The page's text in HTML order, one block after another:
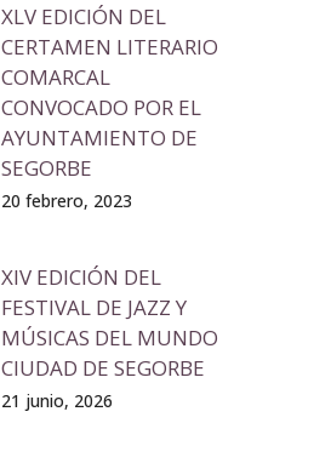
XLV EDICIÓN DEL
CERTAMEN LITERARIO
COMARCAL
CONVOCADO POR EL
AYUNTAMIENTO DE
SEGORBE
20 febrero, 2023
XIV EDICIÓN DEL
FESTIVAL DE JAZZ Y
MÚSICAS DEL MUNDO
CIUDAD DE SEGORBE
21 junio, 2026